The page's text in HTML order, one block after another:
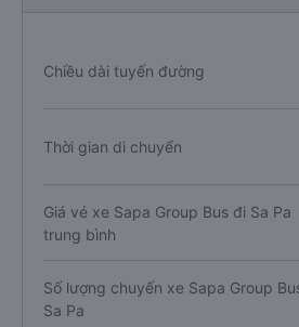
Chiều dài tuyến đường
Thời gian di chuyển
Giá vé xe Sapa Group Bus đi Sa Pa
trung bình
Số lượng chuyến xe Sapa Group
Sa Pa